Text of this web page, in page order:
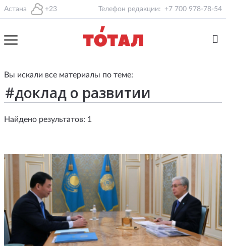
Астана +23 Телефон редакции: +7 700 978-78-54
Вы искали все материалы по теме:
Найдено результатов: 1